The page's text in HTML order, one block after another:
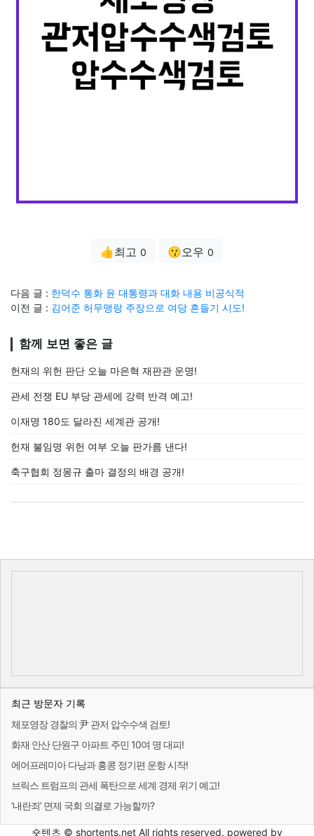
👍최고 0 😗오우 0
다음 글 : 한덕수 통화 윤 대통령과 대화 내용 비공식적
이전 글 : 김어준 허무맹랑 주장으로 여당 흔들기 시도!
함께 보면 좋은 글
헌재의 위헌 판단 오늘 마은혁 재판관 운명!
관세 전쟁 EU 부당 관세에 강력 반격 예고!
이재명 180도 달라진 세계관 공개!
헌재 불임명 위헌 여부 오늘 판가름 낸다!
축구협회 정몽규 출마 결정의 배경 공개!
최근 방문자 기록
체포영장 경찰의 尹 관저 압수수색 검토!
화재 안산 단원구 아파트 주민 10여 명 대피!
에어프레미아 다낭과 홍콩 정기편 운항 시작!
브릭스 트럼프의 관세 폭탄으로 세계 경제 위기 예고!
‘내란죄’ 면제 국회 의결로 가능할까?
숏텐츠 © shortents.net All rights reserved. powered by